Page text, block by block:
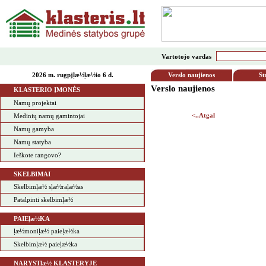
Vartotojo vardas
2026 m. rugpjļæ½ļæ½io 6 d. Verslo naujienos
KLASTERIO ĮMONĖS
Namų projektai
Medinių namų gamintojai
Namų gamyba
Namų statyba
Ieškote rangovo?
SKELBIMAI
Skelbimļæ½ sļæ½raļæ½as
Patalpinti skelbimļæ½
PAIEļæ½KA
ļæ½moniļæ½ paieļæ½ka
Skelbimļæ½ paieļæ½ka
NARYSTļæ½ KLASTERYJE
Verslo naujienos
<..Atgal